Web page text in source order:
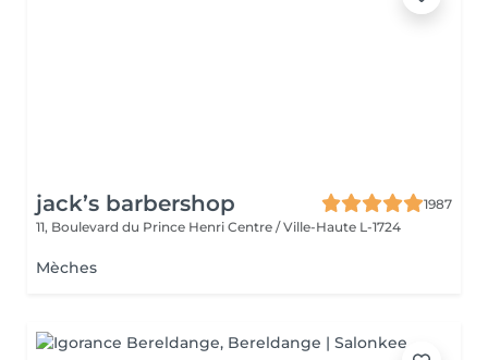
jack’s barbershop
1987
11, Boulevard du Prince Henri Centre / Ville-Haute L-1724
Mèches